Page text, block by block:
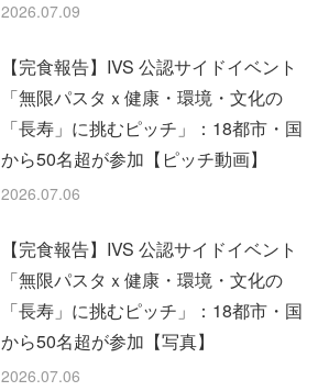
2026.07.09
【完食報告】IVS 公認サイドイベント
「無限パスタｘ健康・環境・文化の
「長寿」に挑むピッチ」：18都市・国
から50名超が参加【ピッチ動画】
2026.07.06
【完食報告】IVS 公認サイドイベント
「無限パスタｘ健康・環境・文化の
「長寿」に挑むピッチ」：18都市・国
から50名超が参加【写真】
2026.07.06